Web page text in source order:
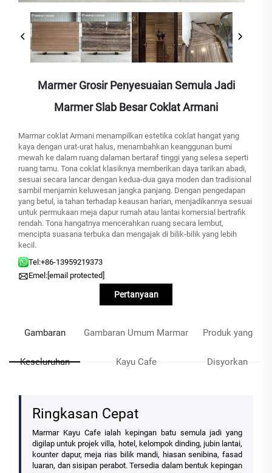
Marmer Grosir Penyesuaian Semula Jadi
Marmer Slab Besar Coklat Armani
Marmar coklat Armani menampilkan estetika coklat hangat yang
kaya dengan urat-urat halus, menambahkan keanggunan bumi
mewah ke dalam ruang dalaman bertaraf tinggi yang selesa seperti
ruang tamu. Tona coklat klasiknya memberikan daya tarikan abadi,
sesuai secara lancar dengan kedua-dua gaya moden dan tradisional
sambil menjamin keluwesan jangka panjang. Dengan pengedapan
yang betul, ia tahan terhadap keausan harian, menjadikannya sesuai
untuk permukaan meja dapur rumah atau lantai komersial bertrafik
rendah. Tona hangatnya mencerahkan ruang secara lembut,
mencipta suasana terbuka dan mengajak di bilik-bilik yang lebih
kecil.
Tel:+86-13959219373
Emel: [email protected]
Pertanyaan
Gambaran
Keseluruhan
Gambaran Umum Marmar
Kayu Cafe
Produk yang
Disyorkan
Ringkasan Cepat
Marmar Kayu Cafe ialah kepingan batu semula jadi yang
digilap untuk projek villa, hotel, kelompok dinding, jubin lantai,
kounter dapur, meja rias bilik mandi, hiasan senibina, fasad
luaran, dan sisipan perabot. Tersedia dalam bentuk kepingan